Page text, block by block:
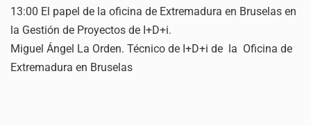
13:00 El papel de la oficina de Extremadura en Bruselas en
la Gestión de Proyectos de I+D+i.
Miguel Ángel La Orden. Técnico de I+D+i de la Oficina de
Extremadura en Bruselas